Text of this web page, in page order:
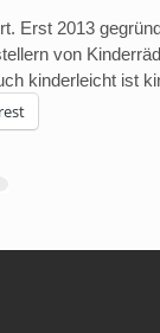
Erst 2013
von
kinderleicht ist